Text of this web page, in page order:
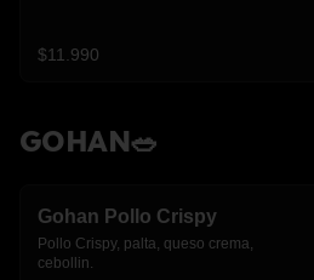
$11.990
GOHAN🥗
Gohan Pollo Crispy
Pollo Crispy, palta, queso crema,
cebollin.